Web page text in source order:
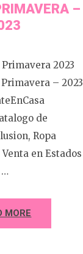
–
2023
– 2023
de
Ropa
en Estados
…
MORE